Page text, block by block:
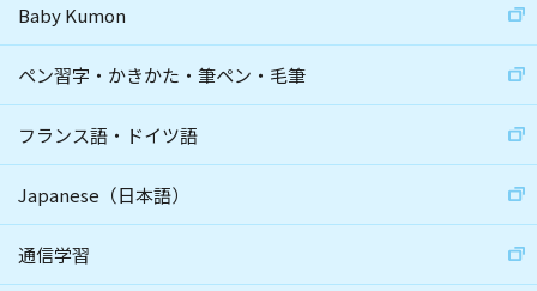
Baby Kumon
ペン習字・かきかた・筆ペン・毛筆
フランス語・ドイツ語
Japanese（日本語）
通信学習